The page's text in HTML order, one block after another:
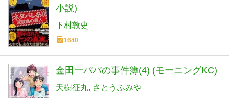
小説)
下村敦史
1640
金田一パパの事件簿(4) (モーニングKC)
天樹征丸 さとうふみや